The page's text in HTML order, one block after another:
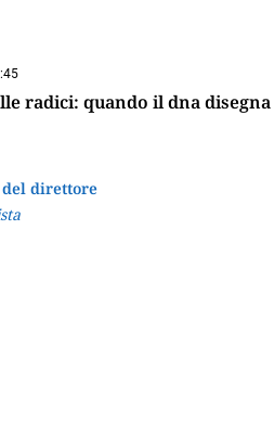
radici: quando il dna disegna
direttore